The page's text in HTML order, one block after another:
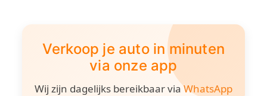
Verkoop je auto in minuten
via onze app
Wij zijn dagelijks bereikbaar viaWhatsApp